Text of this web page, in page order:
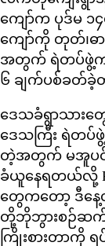
ကျော်က ပုဒ်မ ၁
ကျော်ကို တုတ်၊ဓ
အတွက် ရဲတပ်ဖွဲ့က
၆ ချက်ပစ်ခတ်ခဲ့
ဒေသခံရွာသား
ဒေသကြီး ရဲတပ်
တဲ့အတွက် မအူပင်
ခံယူနေရတယ်လို့
တွေကတော့ ဒီနေ့
တို့ဘိုဘွားစဉ်ဆက်
ကြိုးစားတာကို